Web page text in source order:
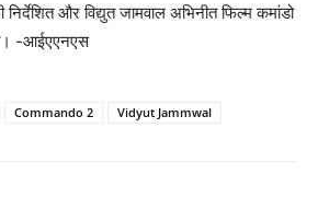
और विद्युत जामवाल अभिनीत फिल्‍म कमांडो
-आईएएनएस
Commando 2 Vidyut Jammwal